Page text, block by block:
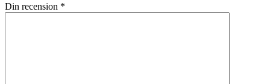
Din recension *